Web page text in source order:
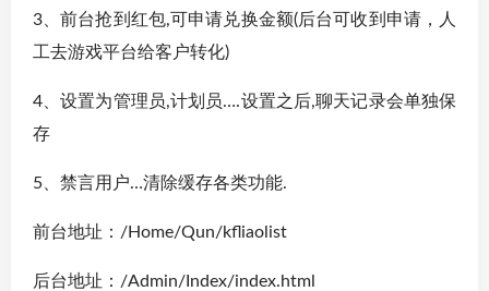
3、前台抢到红包,可申请兑换金额(后台可收到申请，人
工去游戏平台给客户转化)
4、设置为管理员,计划员….设置之后,聊天记录会单独保
存
5、禁言用户…清除缓存各类功能.
前台地址：/Home/Qun/kfliaolist
后台地址：/Admin/Index/index.html